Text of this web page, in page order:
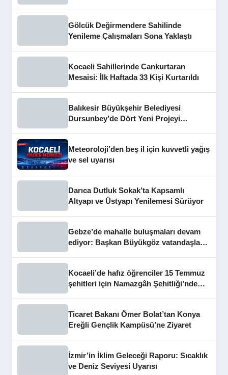
Gölcük Değirmendere Sahilinde
Yenileme Çalışmaları Sona Yaklaştı
Kocaeli Sahillerinde Cankurtaran
Mesaisi: İlk Haftada 33 Kişi Kurtarıldı
Balıkesir Büyükşehir Belediyesi
Dursunbey’de Dört Yeni Projeyi
Meteoroloji’den beş il için kuvvetli yağış
ve sel uyarısı
Darıca Dutluk Sokak’ta Kapsamlı
Altyapı ve Üstyapı Yenilemesi Sürüyor
Gebze’de mahalle buluşmaları devam
ediyor: Başkan Büyükgöz vatandaşları
Kocaeli’de hafız öğrenciler 15 Temmuz
şehitleri için Namazgâh Şehitliği’nde
Ticaret Bakanı Ömer Bolat’tan Konya
Ereğli Gençlik Kampüsü’ne Ziyaret
İzmir’in İklim Geleceği Raporu: Sıcaklık
ve Deniz Seviyesi Uyarısı